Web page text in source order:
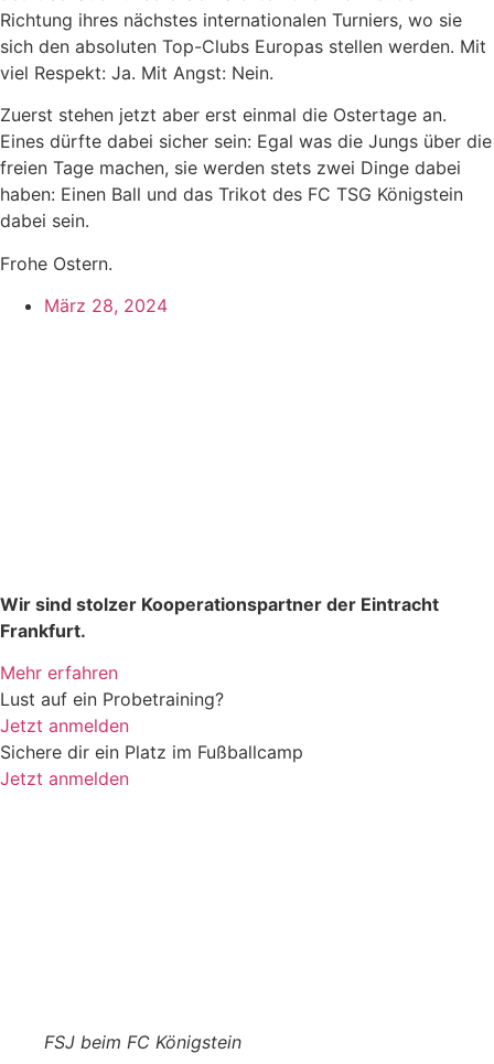
Richtung ihres nächstes internationalen Turniers, wo sie
sich den absoluten Top-Clubs Europas stellen werden. Mit
viel Respekt: Ja. Mit Angst: Nein.
Zuerst stehen jetzt aber erst einmal die Ostertage an.
Eines dürfte dabei sicher sein: Egal was die Jungs über die
freien Tage machen, sie werden stets zwei Dinge dabei
haben: Einen Ball und das Trikot des FC TSG Königstein
dabei sein.
Frohe Ostern.
März 28, 2024
Wir sind stolzer Kooperationspartner der Eintracht
Frankfurt.
Mehr erfahren
Lust auf ein Probetraining?
Jetzt anmelden
Sichere dir ein Platz im Fußballcamp
Jetzt anmelden
FSJ beim FC Königstein